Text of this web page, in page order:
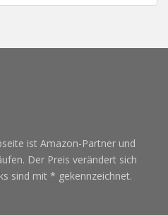
ist Amazon-Partner und
Der Preis verändert sich
sind mit * gekennzeichnet.